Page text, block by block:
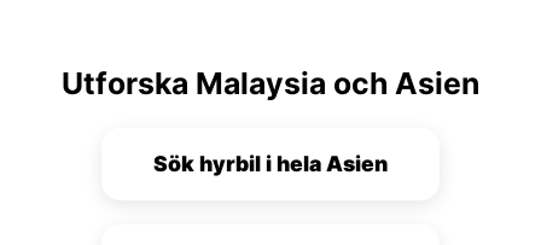
Utforska Malaysia och Asien
Sök hyrbil i hela Asien